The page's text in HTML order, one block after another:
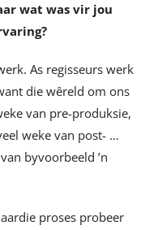
wat was vir jou
As regisseurs werk
die wêreld om ons
van pre-produksie,
weke van post- …
byvoorbeeld ’n
proses probeer